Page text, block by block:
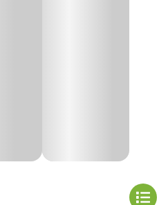
mais simples e seguro,
acessórios. São luvas, pás,